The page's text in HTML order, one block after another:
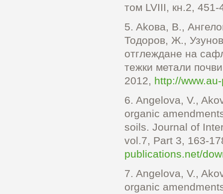
том LVIII, кн.2, 451-
5. Akoвa, В.,
Тодоров, Ж.,
отглеждане на
тежки метали
2012, http://
6. Angelova, V.,
organic
soils. Journal of
vol.7, Part 3, 163-
publications.net/
7. Angelova, V.,
organic